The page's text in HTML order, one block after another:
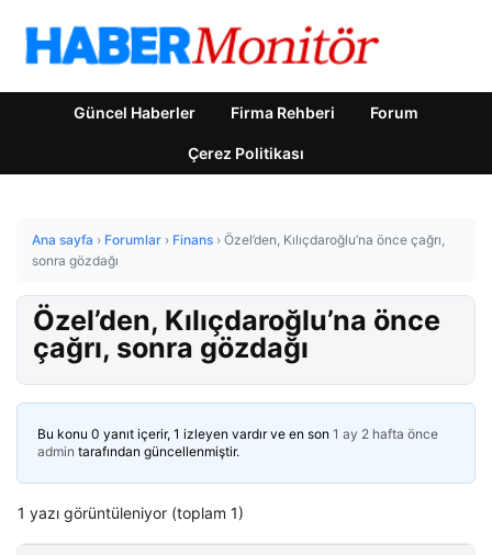
Güncel Haberler Firma Rehberi Forum
Çerez Politikası
Ana sayfa › Forumlar › Finans › Özel’den, Kılıçdaroğlu’na önce çağrı,
sonra gözdağı
Özel’den, Kılıçdaroğlu’na önce
çağrı, sonra gözdağı
Bu konu 0 yanıt içerir, 1 izleyen vardır ve en son 1 ay 2 hafta önce
admin tarafından güncellenmiştir.
1 yazı görüntüleniyor (toplam 1)